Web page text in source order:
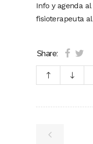
Info y agenda al
fisioterapeuta al
Share: